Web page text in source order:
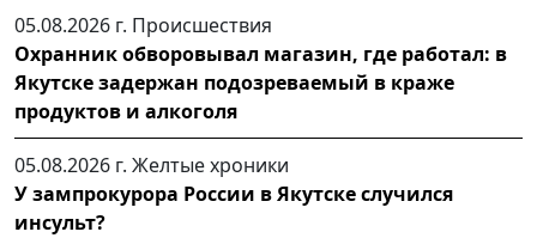
05.08.2026 г. Происшествия
Охранник обворовывал магазин, где работал: в
Якутске задержан подозреваемый в краже
продуктов и алкоголя
05.08.2026 г. Желтые хроники
У зампрокурора России в Якутске случился
инсульт?